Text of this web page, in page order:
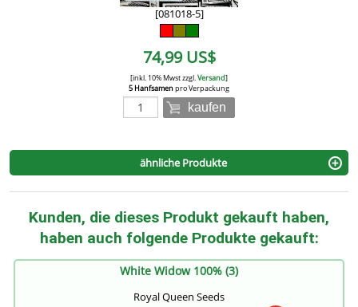
[081018-5]
74,99 US$
[inkl. 10% Mwst zzgl.Versand]
5 Hanfsamenpro Verpackung
kaufen
ähnliche Produkte
Kunden, die dieses Produkt gekauft haben,
haben auch folgende Produkte gekauft:
White Widow 100% (3)
Royal Queen Seeds